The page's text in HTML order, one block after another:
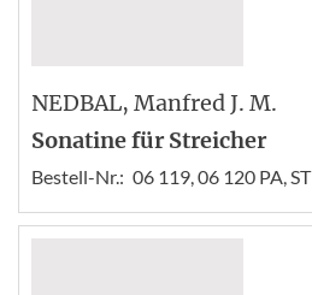
NEDBAL, Manfred J. M.
Sonatine für Streicher
Bestell-Nr.: 06 119, 06 120 PA, ST